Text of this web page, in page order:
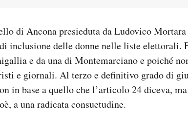
di Ancona presieduta da Ludovico
inclusione delle donne nelle liste elettorali.
e da una di Montemarciano e poiché
e giornali. Al terzo e definitivo grado di
in base a quello che l’articolo 24 diceva,
a una radicata consuetudine.